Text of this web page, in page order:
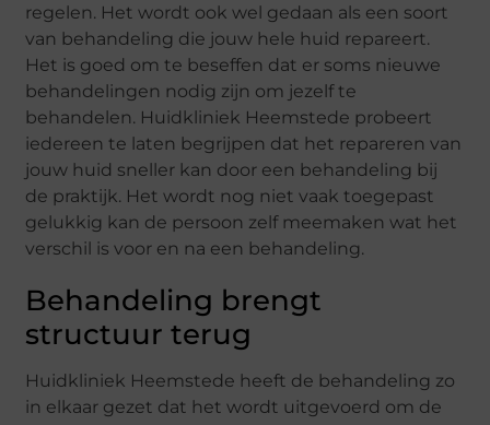
regelen. Het wordt ook wel gedaan als een soort
van behandeling die jouw hele huid repareert.
Het is goed om te beseffen dat er soms nieuwe
behandelingen nodig zijn om jezelf te
behandelen. Huidkliniek Heemstede probeert
iedereen te laten begrijpen dat het repareren van
jouw huid sneller kan door een behandeling bij
de praktijk. Het wordt nog niet vaak toegepast
gelukkig kan de persoon zelf meemaken wat het
verschil is voor en na een behandeling.
Behandeling brengt
structuur terug
Huidkliniek Heemstede heeft de behandeling zo
in elkaar gezet dat het wordt uitgevoerd om de